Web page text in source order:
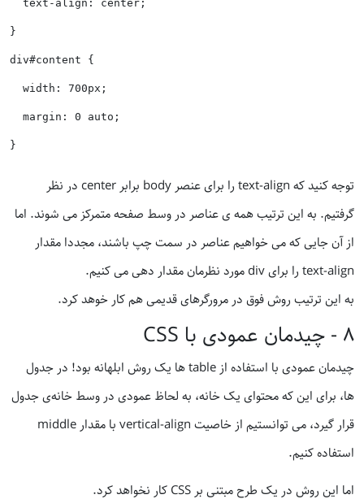
  text-align: center;
}
div#content {
  width: 700px;
  margin: 0 auto;
توجه کنید که text-align را برای عنصر body برابر center در نظر
گرفتیم. به این ترتیب همه ی عناصر در وسط صفحه متمرکز می شوند. اما
از آن جایی که می خواهیم عناصر در سمت چپ باشند، مجددا مقدار
text-align را برای div مورد نظرمان مقدار دهی می کنیم.
به این ترتیب روش فوق در مرورگرهای قدیمی هم کار خوهد کرد.
٨ - چیدمان عمودی با CSS
چیدمان عمودی با استفاده از table ها یک روش ابلهانه بود! در جدول
ها، برای این که محتوای یک خانه، به لحاظ عمودی در وسط خانه‌ی جدول
قرار گیرد، می توانستیم از خاصیت vertical-align با مقدار middle
استفاده کنیم.
اما این روش در یک طرح مبتنی بر CSS کار نخواهد کرد.